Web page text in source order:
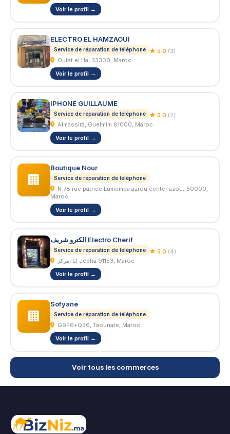
Voir le profil →
ELECTRO EL HAMZAOUI
Service de réparation de téléphone ★ 5.0 (3)
Outat el Haj 33300, Maroc
Voir le profil →
IPHONE GUILLAUME
Service de réparation de téléphone ★ 5.0 (2)
Almassira, Guelmim 81000, Maroc
Voir le profil →
🏢
Boutique Nour
Service de réparation de téléphone
Maroc
Voir le profil →
الكترو شريف Electro Cherif
Service de réparation de téléphone ★ 5.0 (4)
مركز, El Jebha 91153, Maroc
Voir le profil →
🏢
Sofyane
Service de réparation de téléphone
G9P6+Q36, Taounate, Maroc
Voir le profil →
Voir tous les commerces